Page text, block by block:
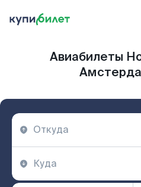
Авиабилеты